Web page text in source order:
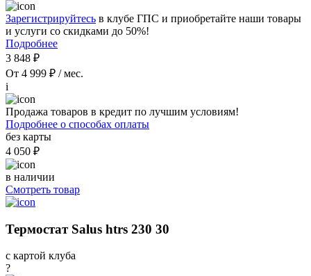
Зарегистрируйтесь в клубе ГПС и приобретайте наши товары
и услуги со скидками до 50%!
Подробнее
3 848 ₽
От 4 999 ₽ / мес.
i
Продажа товаров в кредит по лучшим условиям!
Подробнее о способах оплаты
без карты
4 050 ₽
в наличии
Смотреть товар
Термостат Salus htrs 230 30
с картой клуба
?